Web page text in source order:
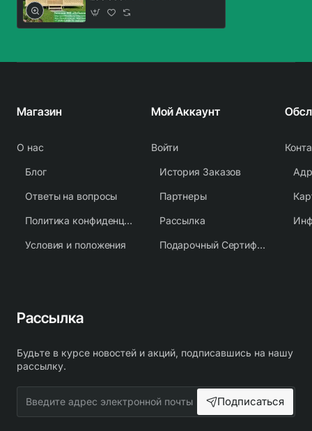
Магазин
О нас
Блог
Ответы на вопросы
Политика конфиденциальности
Условия и положения
Мой Аккаунт
Войти
История Заказов
Партнеры
Рассылка
Подарочный Сертификат
Рассылка
Будьте в курсе новостей и акций, подписавшись на нашу
рассылку.
адрес
электронной
Подписаться